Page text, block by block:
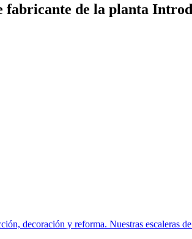
fabricante de la planta
decoración y reforma. Nuestras escaleras